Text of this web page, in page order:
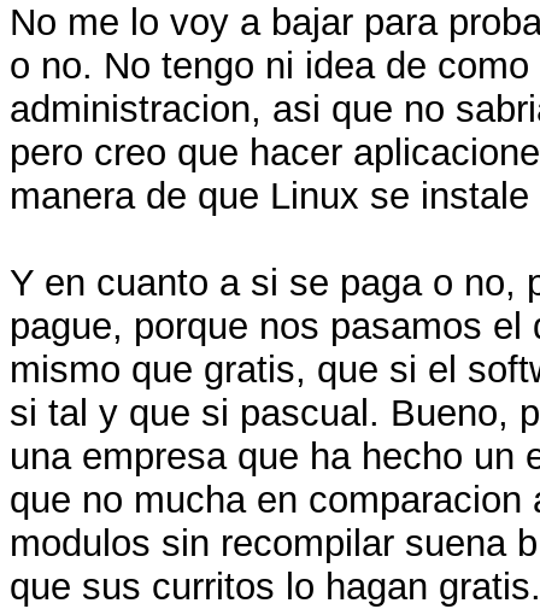
No me lo voy a bajar para
o no. No tengo ni idea de
administracion, asi que no
pero creo que hacer
manera de que Linux se
Y en cuanto a si se paga o no,
pague, porque nos pasamos
mismo que gratis, que si el
si tal y que si pascual. Bueno,
una empresa que ha hecho un
que no mucha en
modulos sin recompilar suena
que sus curritos lo hagan gratis.